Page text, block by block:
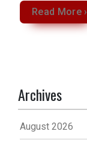
Read More ›
Archives
August 2026